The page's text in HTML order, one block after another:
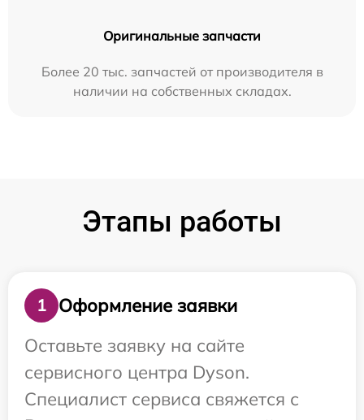
Оригинальные запчасти
Более 20 тыс. запчастей от производителя в
наличии на собственных складах.
Этапы работы
1
Оформление заявки
Оставьте заявку на сайте
сервисного центра Dyson.
Специалист сервиса свяжется с